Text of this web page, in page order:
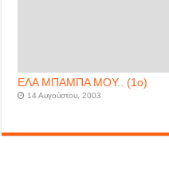
ΕΛΑ ΜΠΑΜΠΑ ΜΟΥ.. (1ο)
14 Αυγούστου, 2003